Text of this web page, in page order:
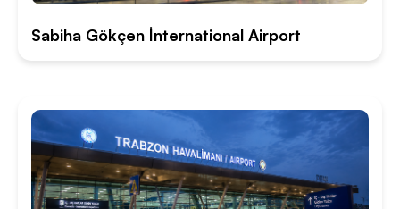
Sabiha Gökçen İnternational Airport